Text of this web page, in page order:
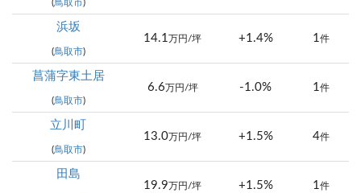
(鳥取市 )
浜坂
(鳥取市)
14.1 万円/坪 +1.4% 1件
菖蒲字東土居
(鳥取市)
6.6 万円/坪 -1.0% 1件
立川町
(鳥取市)
13.0 万円/坪 +1.5% 4件
田島
19.9 万円/坪 +1.5% 1件